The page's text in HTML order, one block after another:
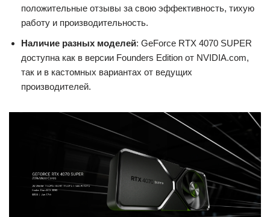
положительные отзывы за свою эффективность, тихую
работу и производительность.
Наличие разных моделей: GeForce RTX 4070 SUPER
доступна как в версии Founders Edition от NVIDIA.com,
так и в кастомных вариантах от ведущих
производителей.